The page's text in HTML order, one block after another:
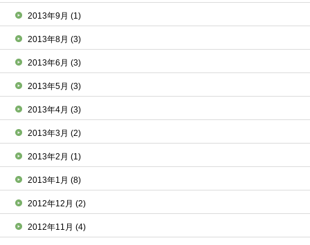
2013年9月(1)
2013年8月(3)
2013年6月(3)
2013年5月(3)
2013年4月(3)
2013年3月(2)
2013年2月(1)
2013年1月(8)
2012年12月(2)
2012年11月(4)